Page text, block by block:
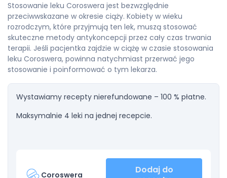
Stosowanie leku Coroswera jest bezwzględnie
przeciwwskazane w okresie ciąży. Kobiety w wieku
rozrodczym, które przyjmują ten lek, muszą stosować
skuteczne metody antykoncepcji przez cały czas trwania
terapii. Jeśli pacjentka zajdzie w ciążę w czasie stosowania
leku Coroswera, powinna natychmiast przerwać jego
stosowanie i poinformować o tym lekarza.
Wystawiamy recepty nierefundowane – 100 % płatne.
Maksymalnie 4 leki na jednej recepcie.
Coroswera
Dodaj do